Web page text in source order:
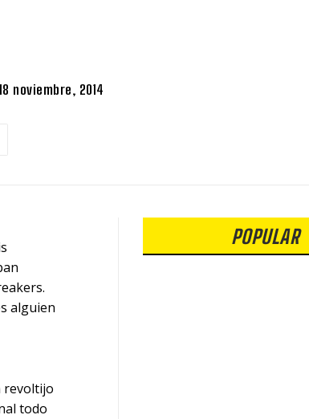
18 noviembre, 2014
alguien
revoltijo
todo
POPULAR